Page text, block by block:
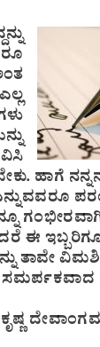
ಹಾಗೆ
ಈ
ತಾವೇ
ಕೃಷ್ಣ